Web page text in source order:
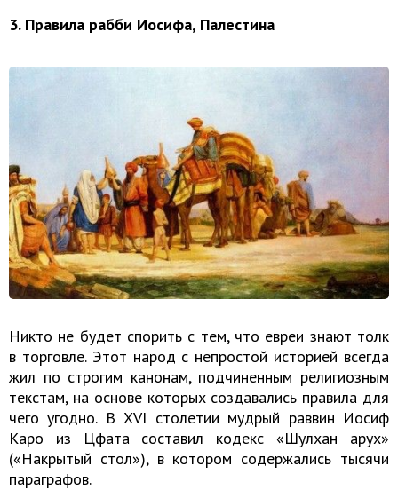
3. Правила рабби Иосифа, Палестина
Никто не будет спорить с тем, что евреи знают толк
в торговле. Этот народ с непростой историей всегда
жил по строгим канонам, подчиненным религиозным
текстам, на основе которых создавались правила для
чего угодно. В XVI столетии мудрый раввин Иосиф
Каро из Цфата составил кодекс «Шулхан арух»
(«Накрытый стол»), в котором содержались тысячи
параграфов.